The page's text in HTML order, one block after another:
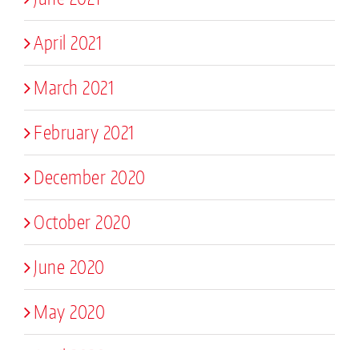
April 2021
March 2021
February 2021
December 2020
October 2020
June 2020
May 2020